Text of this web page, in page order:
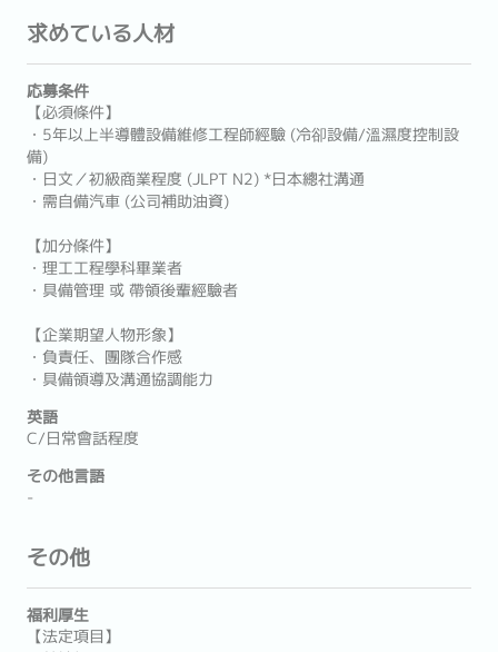
求めている人材
応募条件
【必須條件】
・5年以上半導體設備維修工程師經驗 (冷卻設備/溫濕度控制設
備)
・日文／初級商業程度 (JLPT N2) *日本總社溝通
・需自備汽車 (公司補助油資)
【加分條件】
・理工工程學科畢業者
・具備管理 或 帶領後輩經驗者
【企業期望人物形象】
・負責任、團隊合作感
・具備領導及溝通協調能力
英語
C/日常會話程度
その他言語
-
その他
福利厚生
【法定項目】